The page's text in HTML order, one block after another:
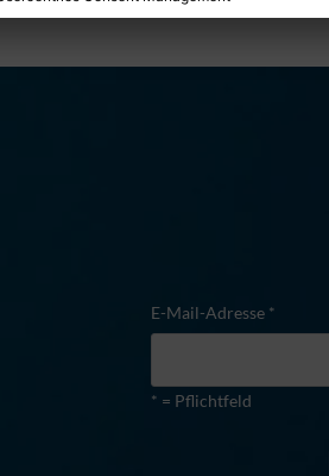
E-Mail-Adresse *
* = Pflichtfeld